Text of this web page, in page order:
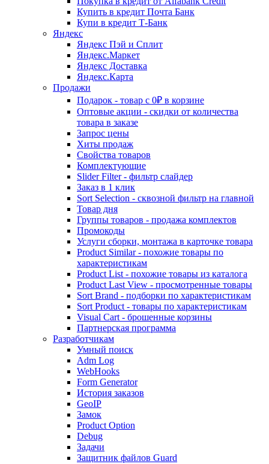
Купить в кредит Почта Банк
Купи в кредит Т-Банк
Яндекс
Яндекс Пэй и Сплит
Яндекс.Маркет
Яндекс Доставка
Яндекс.Карта
Продажи
Подарок - товар с 0₽ в корзине
Оптовые акции - скидки от количества
товара в заказе
Запрос цены
Хиты продаж
Свойства товаров
Комплектующие
Slider Filter - фильтр слайдер
Заказ в 1 клик
Sort Selection - сквозной фильтр на главной
Товар дня
Группы товаров - продажа комплектов
Промокоды
Услуги сборки, монтажа в карточке товара
Product Similar - похожие товары по
характеристикам
Product List - похожие товары из каталога
Product Last View - просмотренные товары
Sort Brand - подборки по характеристикам
Sort Product - товары по характеристикам
Visual Cart - брошенные корзины
Партнерская программа
Разработчикам
Умный поиск
Adm Log
WebHooks
Form Generator
История заказов
GeoIP
Замок
Product Option
Debug
Задачи
Защитник файлов Guard